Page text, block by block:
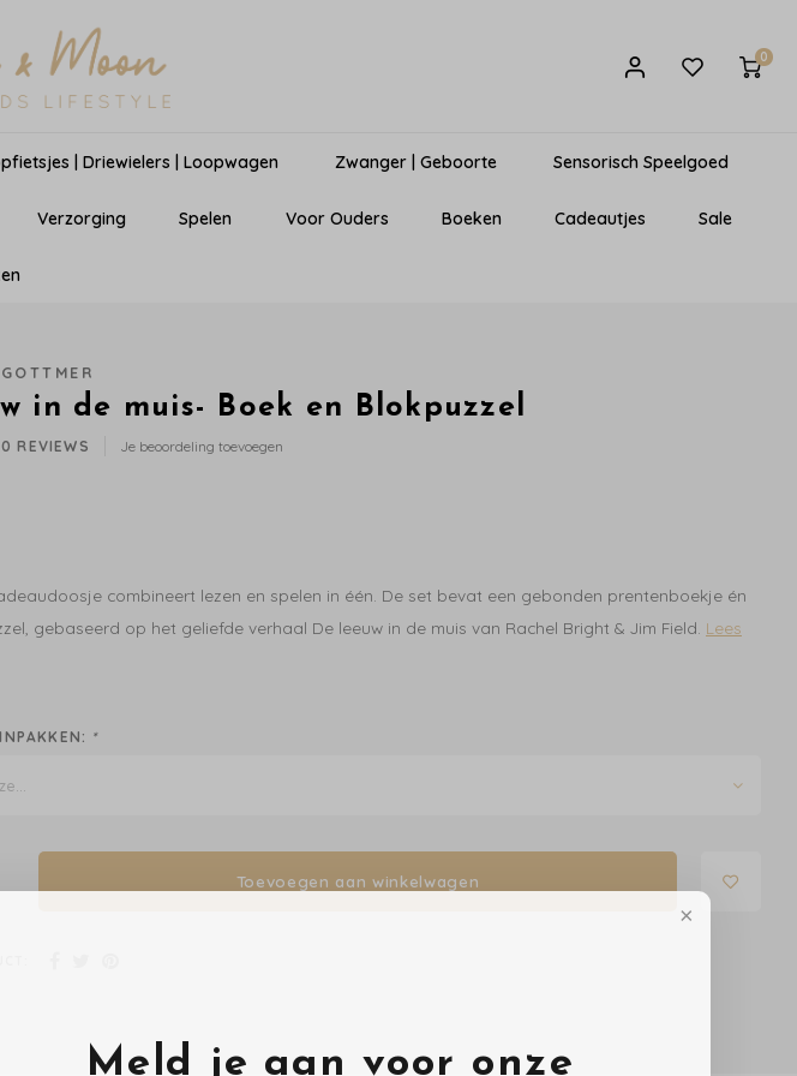
Meld je aan voor onze
0
| Driewielers | Loopwagen Zwanger | Geboorte Sensorisch Speelgoed
Verzorging Spelen Voor Ouders Boeken Cadeautjes Sale
in de muis- Boek en Blokpuzzel
0 REVIEWS Je beoordeling toevoegen
combineert lezen en spelen in één. De set bevat een gebonden prentenboekje én
gebaseerd op het geliefde verhaal De leeuw in de muis van Rachel Bright & Jim Field. Lees
*
Toevoegen aan winkelwagen